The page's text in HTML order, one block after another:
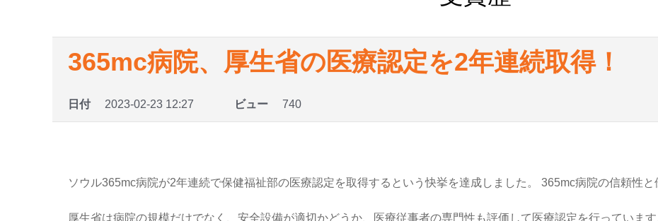
365mc病院、厚生省の医療認定を2年連続取得！
日付 2023-02-23 12:27 ビュー 740
ソウル365mc病院が2年連続で保健福祉部の医療認定を取得するという快挙を達成しました。 365mc病院の信頼性と
厚生省は病院の規模だけでなく、安全設備が適切かどうか、医療従事者の専門性も評価して医療認定を行っています